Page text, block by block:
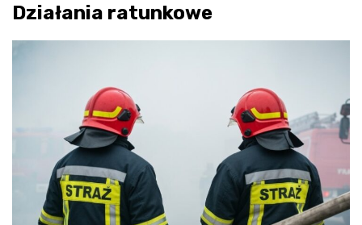
Działania ratunkowe